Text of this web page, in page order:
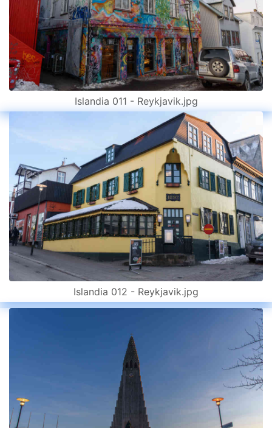
Islandia 011 - Reykjavik.jpg
Islandia 012 - Reykjavik.jpg